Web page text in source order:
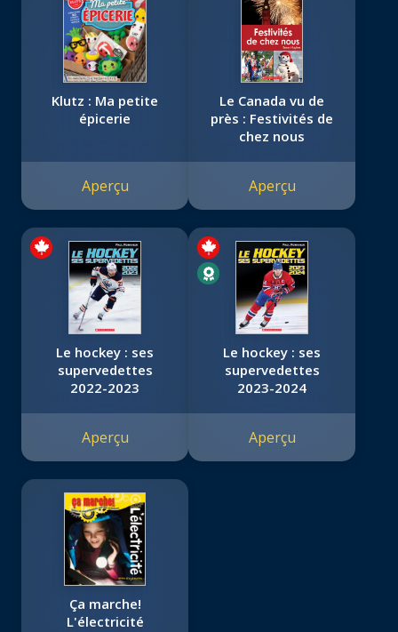
Klutz : Ma petite
épicerie
Aperçu
Le Canada vu de
près : Festivités de
chez nous
Aperçu
Le hockey : ses
supervedettes
2022-2023
Aperçu
Le hockey : ses
supervedettes
2023-2024
Aperçu
Ça marche!
L'électricité